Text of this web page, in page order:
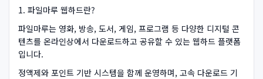
1. 파일마루 웹하드란?
파일마루는 영화, 방송, 도서, 게임, 프로그램 등 다양한 디지털 콘
텐츠를 온라인상에서 다운로드하고 공유할 수 있는 웹하드 플랫폼
입니다.
정액제와 포인트 기반 시스템을 함께 운영하며, 고속 다운로드 기